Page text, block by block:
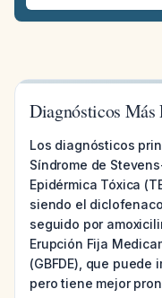
Diagnósticos Más
Los diagnósticos
Síndrome de
Epidérmica Tóxica
siendo el
seguido por
Erupción Fija
(GBFDE), que puede
pero tiene mejor